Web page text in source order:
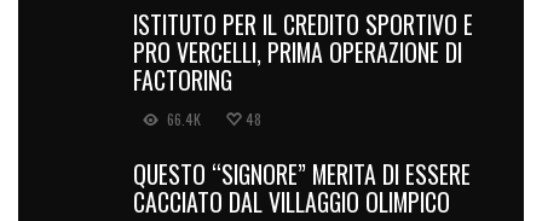
ISTITUTO PER IL CREDITO SPORTIVO E
PRO VERCELLI, PRIMA OPERAZIONE DI
FACTORING
66.4K 48
QUESTO “SIGNORE” MERITA DI ESSERE
CACCIATO DAL VILLAGGIO OLIMPICO